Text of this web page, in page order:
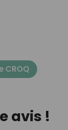
CROQ
avis !